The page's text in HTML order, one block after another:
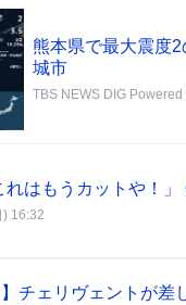
熊本県で最大震度
城市
TBS NEWS DIG Powered
はもうカットや！」
) 16:32
】チェリヴェントが